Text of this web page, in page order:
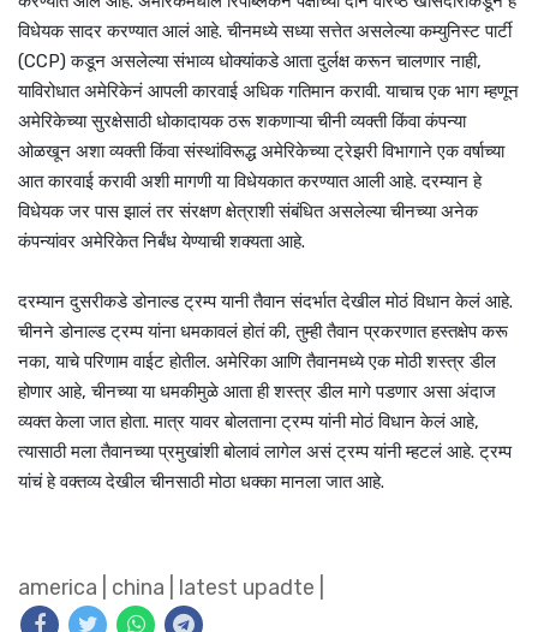
विधेयक सादर करण्यात आलं आहे. चीनमध्ये सध्या सत्तेत असलेल्या कम्युनिस्ट पार्टी
(CCP) कडून असलेल्या संभाव्य धोक्यांकडे आता दुर्लक्ष करून चालणार नाही,
याविरोधात अमेरिकेनं आपली कारवाई अधिक गतिमान करावी. याचाच एक भाग म्हणून
अमेरिकेच्या सुरक्षेसाठी धोकादायक ठरू शकणाऱ्या चीनी व्यक्ती किंवा कंपन्या
ओळखून अशा व्यक्ती किंवा संस्थांविरूद्ध अमेरिकेच्या ट्रेझरी विभागाने एक वर्षाच्या
आत कारवाई करावी अशी मागणी या विधेयकात करण्यात आली आहे. दरम्यान हे
विधेयक जर पास झालं तर संरक्षण क्षेत्राशी संबंधित असलेल्या चीनच्या अनेक
कंपन्यांवर अमेरिकेत निर्बंध येण्याची शक्यता आहे.
दरम्यान दुसरीकडे डोनाल्ड ट्रम्प यानी तैवान संदर्भात देखील मोठं विधान केलं आहे.
चीनने डोनाल्ड ट्रम्प यांना धमकावलं होतं की, तुम्ही तैवान प्रकरणात हस्तक्षेप करू
नका, याचे परिणाम वाईट होतील. अमेरिका आणि तैवानमध्ये एक मोठी शस्त्र डील
होणार आहे, चीनच्या या धमकीमुळे आता ही शस्त्र डील मागे पडणार असा अंदाज
व्यक्त केला जात होता. मात्र यावर बोलताना ट्रम्प यांनी मोठं विधान केलं आहे,
त्यासाठी मला तैवानच्या प्रमुखांशी बोलावं लागेल असं ट्रम्प यांनी म्हटलं आहे. ट्रम्प
यांचं हे वक्तव्य देखील चीनसाठी मोठा धक्का मानला जात आहे.
america china latest upadte